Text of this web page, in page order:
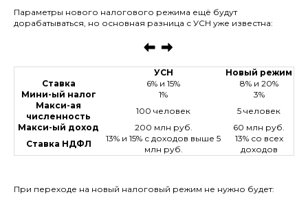
Параметры нового налогового режима ещё будут
дорабатываться, но основная разница с УСН уже известна:
УСН
Новый режим
Ставка
6% и 15%
8% и 20%
Мини-ый налог
1%
3%
Макси-ая
численность
100 человек
5 человек
Макси-ый доход
200 млн руб.
60 млн руб.
Ставка НДФЛ
13% и 15% с доходов выше 5
млн руб.
13% со всех
доходов
При переходе на новый налоговый режим не нужно будет: